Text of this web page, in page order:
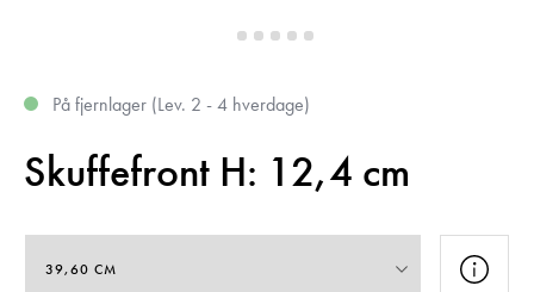
På fjernlager (Lev. 2 - 4 hverdage)
Skuffefront H: 12,4 cm